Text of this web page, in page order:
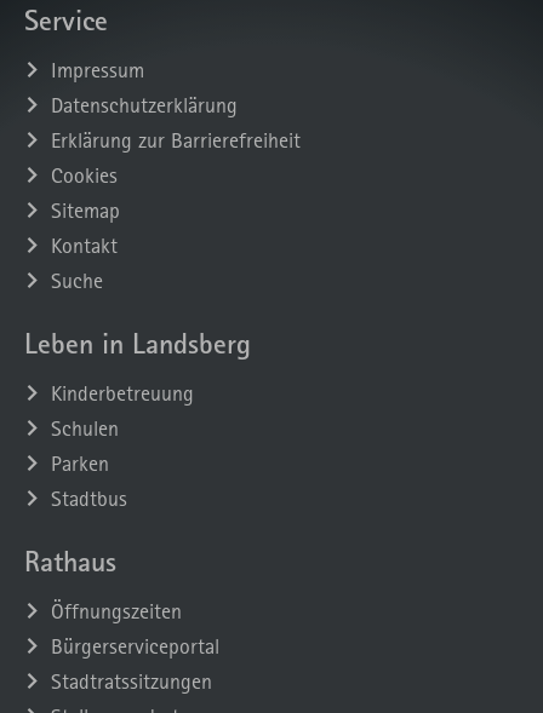
Service
Impressum
Datenschutzerklärung
Erklärung zur Barrierefreiheit
Cookies
Sitemap
Kontakt
Suche
Leben in Landsberg
Kinderbetreuung
Schulen
Parken
Stadtbus
Rathaus
Öffnungszeiten
Bürgerserviceportal
Stadtratssitzungen